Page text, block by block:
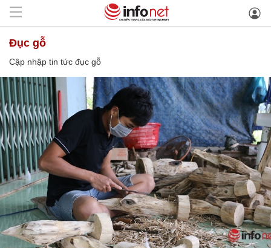
đục gỗ
Cập nhập tin tức đục gỗ